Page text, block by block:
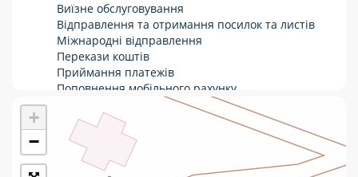
Фінансові послуги:
Термінові перекази
Перекази
Комунальні та інші платежі
Виїзне обслуговування
Відправлення та отримання посилок та листів
Міжнародні відправлення
Перекази коштів
Приймання платежів
Поповнення мобільного рахунку
Оформлення передплати на газети та
журнали
Зняття готівки з картки
Виплата пенсій та соціальних допомог
Продаж товарів
+
−